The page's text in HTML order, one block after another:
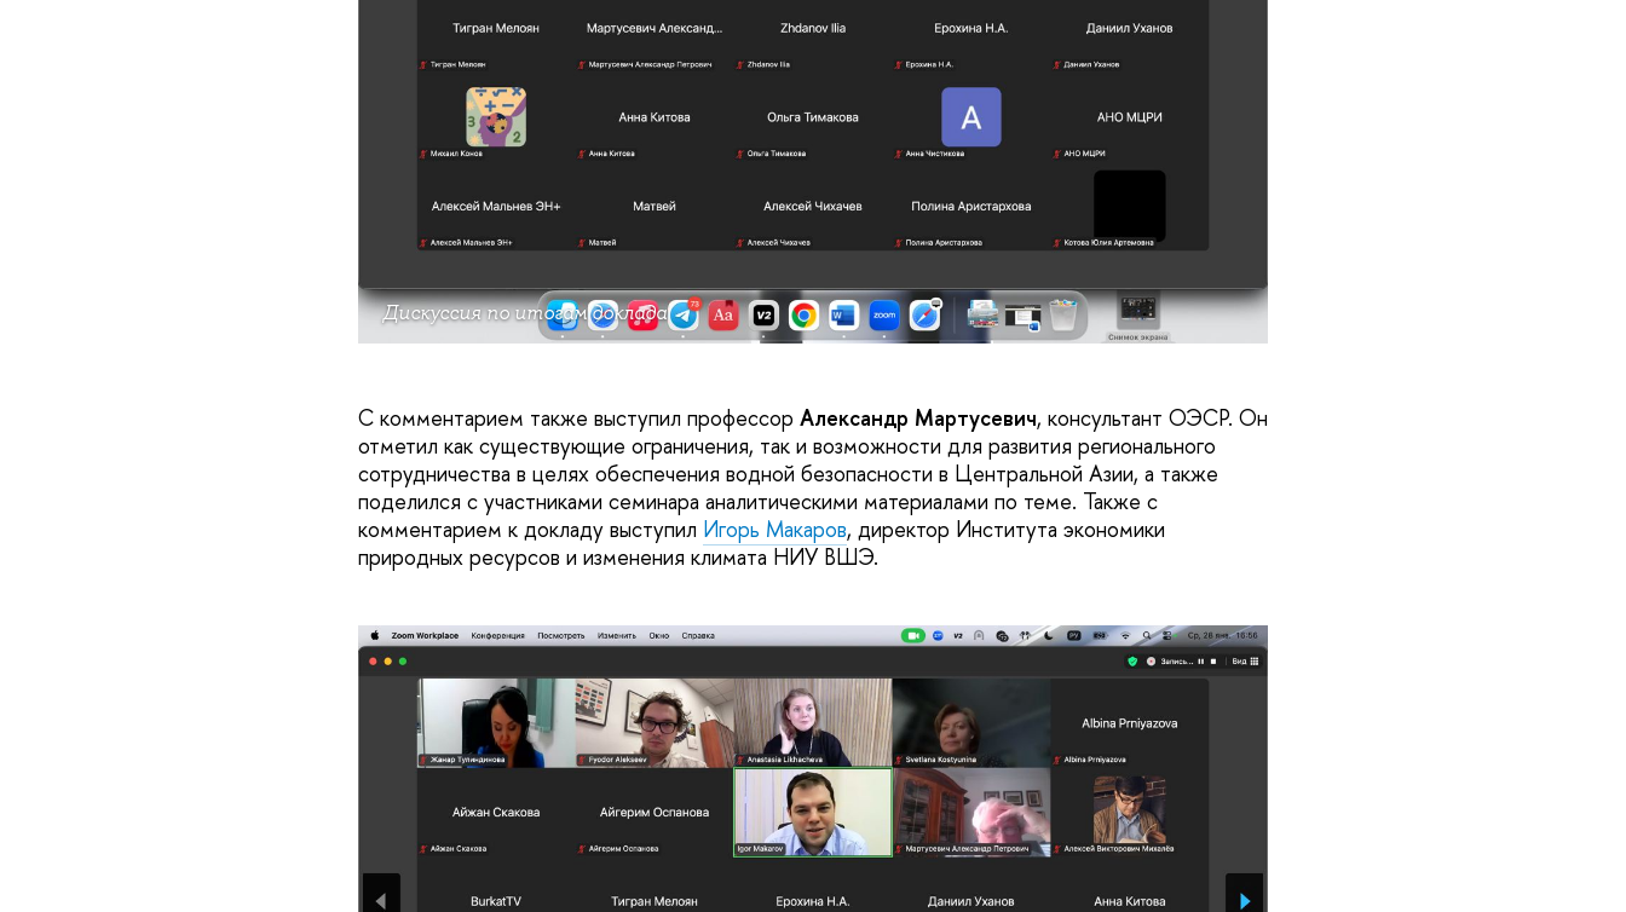
Дискуссия по итогам доклада
С комментарием также выступил профессор Александр Мартусевич, консультант ОЭСР. Он
отметил как существующие ограничения, так и возможности для развития регионального
сотрудничества в целях обеспечения водной безопасности в Центральной Азии, а также
поделился с участниками семинара аналитическими материалами по теме. Также с
комментарием к докладу выступил Игорь Макаров, директор Института экономики
природных ресурсов и изменения климата НИУ ВШЭ.